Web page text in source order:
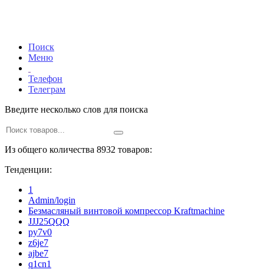
Поиск
Меню
Телефон
Телеграм
Введите несколько слов для поиска
Из общего количества 8932 товаров:
Тенденции:
1
Admin/login
Безмасляный винтовой компрессор Kraftmaсhine
JJJ25QQQ
py7v0
z6je7
ajbe7
q1cn1